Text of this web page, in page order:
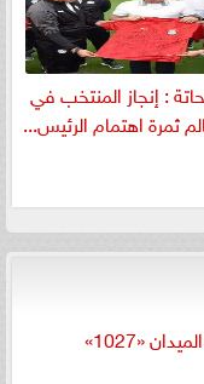
: إنجاز المنتخب في
ثمرة اهتمام الرئيس...
«1027»